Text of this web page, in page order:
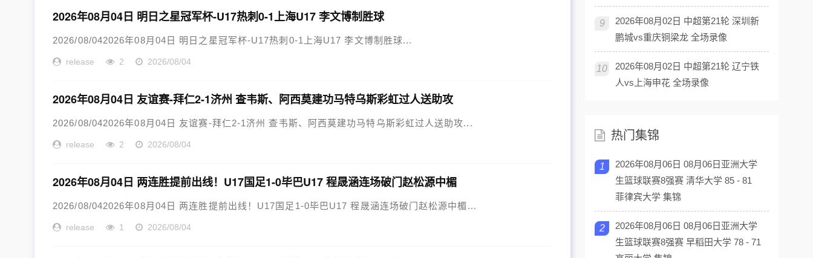
2026年08月04日 明日之星冠军杯-U17热刺0-1上海U17 李文博制胜球
2026/08/042026年08月04日 明日之星冠军杯-U17热刺0-1上海U17 李文博制胜球...
release 2 2026/08/04
2026年08月04日 友谊赛-拜仁2-1济州 查韦斯、阿西莫建功马特乌斯彩虹过人送助攻
2026/08/042026年08月04日 友谊赛-拜仁2-1济州 查韦斯、阿西莫建功马特乌斯彩虹过人送助攻...
release 2 2026/08/04
2026年08月04日 两连胜提前出线！U17国足1-0毕巴U17 程晟涵连场破门赵松源中楣
2026/08/042026年08月04日 两连胜提前出线！U17国足1-0毕巴U17 程晟涵连场破门赵松源中楣...
release 1 2026/08/04
9
2026年08月02日 中超第21轮 深圳新
鹏城vs重庆铜梁龙 全场录像
10
2026年08月02日 中超第21轮 辽宁铁
人vs上海申花 全场录像
热门集锦
1
2026年08月06日 08月06日亚洲大学
生篮球联赛8强赛 清华大学 85 - 81
菲律宾大学 集锦
2
2026年08月06日 08月06日亚洲大学
生篮球联赛8强赛 早稻田大学 78 - 71